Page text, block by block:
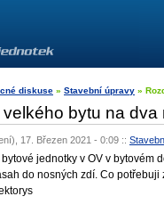
diskuse » Stavební úpravy »
bytu na dva
17. Březen 2021 - 0:09 ::
jednotky v OV v
do nosných zdí. Co